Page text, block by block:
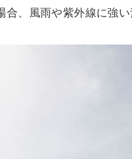
、風雨や紫外線に強